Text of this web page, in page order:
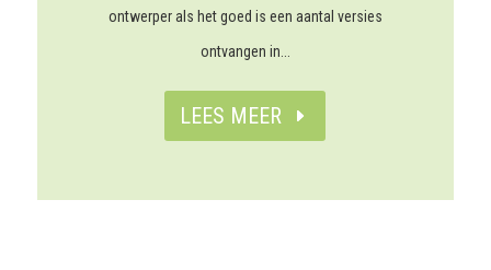
ontwerper als het goed is een aantal versies
ontvangen in...
LEES MEER